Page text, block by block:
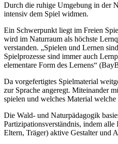
Durch die ruhige Umgebung in der
intensiv dem Spiel widmen.
Ein Schwerpunkt liegt im Freien
wird im Naturraum als höchste
verstanden. „Spielen und Lernen
Spielprozesse sind immer auch
elementare Form des Lernens“
Da vorgefertigtes Spielmaterial
zur Sprache angeregt. Miteinander
spielen und welches Material
Die Wald- und Naturpädagogik
Partizipationsverständnis, indem
Eltern, Träger) aktive Gestalter und